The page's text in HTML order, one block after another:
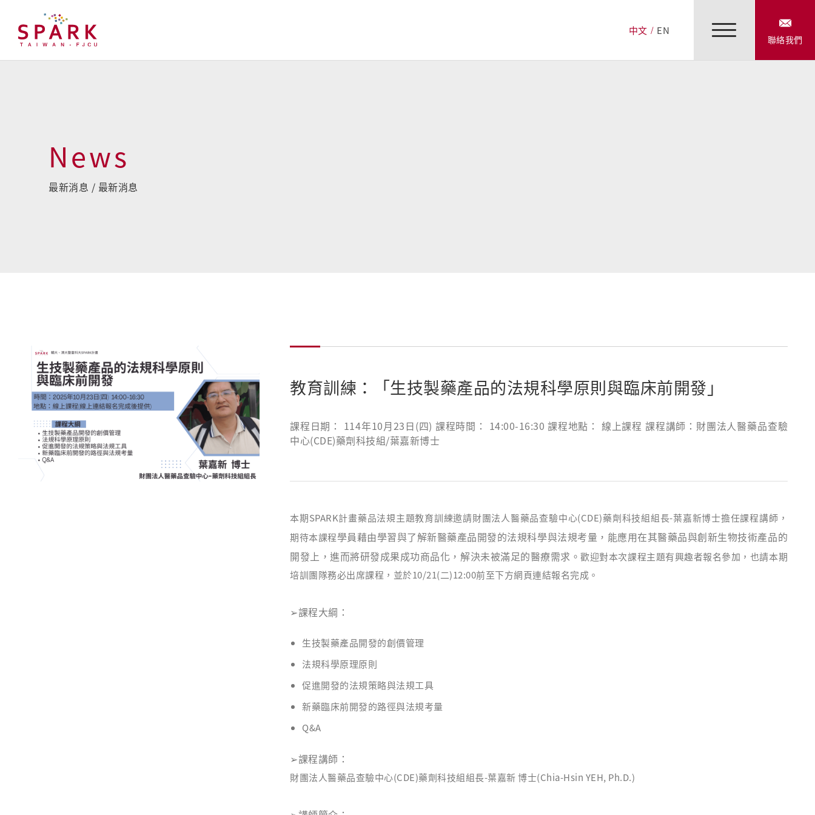
中文 EN
聯絡我們
News
最新消息 / 最新消息
教育訓練：「生技製藥產品的法規科學原則與臨床前開發」
課程日期： 114年10月23日(四) 課程時間： 14:00-16:30 課程地點： 線上課程 課程講師：財團法人醫藥品查驗
中心(CDE)藥劑科技組/葉嘉新博士
本期SPARK計畫藥品法規主題教育訓練邀請財團法人醫藥品查驗中心(CDE)藥劑科技組組長-葉嘉新博士擔任課程講師，
期待本課程學員藉由學習與了解新醫藥產品開發的法規科學與法規考量，能應用在其醫藥品與創新生物技術產品的
開發上，進而將研發成果成功商品化，解決未被滿足的醫療需求。歡迎對本次課程主題有興趣者報名參加，也請本期
培訓團隊務必出席課程，並於10/21(二)12:00前至下方網頁連結報名完成。
➢課程大綱：
生技製藥產品開發的創價管理
法規科學原理原則
促進開發的法規策略與法規工具
新藥臨床前開發的路徑與法規考量
Q&A
➢課程講師：
財團法人醫藥品查驗中心(CDE)藥劑科技組組長-葉嘉新 博士(Chia-Hsin YEH, Ph.D.)